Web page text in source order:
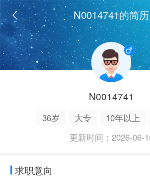
N0014741的简历
N0014741
36岁 大专 10年以上
更新时间：2026-06-
求职意向